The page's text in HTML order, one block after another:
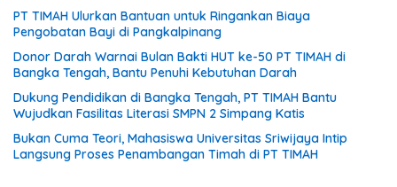
PT TIMAH Ulurkan Bantuan untuk Ringankan Biaya
Pengobatan Bayi di Pangkalpinang
Donor Darah Warnai Bulan Bakti HUT ke-50 PT TIMAH di
Bangka Tengah, Bantu Penuhi Kebutuhan Darah
Dukung Pendidikan di Bangka Tengah, PT TIMAH Bantu
Wujudkan Fasilitas Literasi SMPN 2 Simpang Katis
Bukan Cuma Teori, Mahasiswa Universitas Sriwijaya Intip
Langsung Proses Penambangan Timah di PT TIMAH